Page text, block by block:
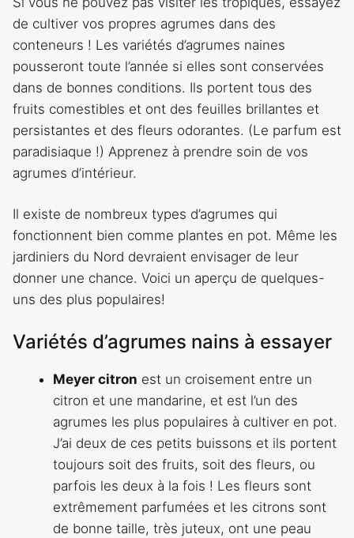
de cultiver vos propres agrumes dans des
conteneurs ! Les variétés d’agrumes naines
pousseront toute l’année si elles sont conservées
dans de bonnes conditions. Ils portent tous des
fruits comestibles et ont des feuilles brillantes et
persistantes et des fleurs odorantes. (Le parfum est
paradisiaque !) Apprenez à prendre soin de vos
agrumes d’intérieur.
Il existe de nombreux types d’agrumes qui
fonctionnent bien comme plantes en pot. Même les
jardiniers du Nord devraient envisager de leur
donner une chance. Voici un aperçu de quelques-
uns des plus populaires!
Variétés d’agrumes nains à essayer
Meyer citron est un croisement entre un
citron et une mandarine, et est l’un des
agrumes les plus populaires à cultiver en pot.
J’ai deux de ces petits buissons et ils portent
toujours soit des fruits, soit des fleurs, ou
parfois les deux à la fois ! Les fleurs sont
extrêmement parfumées et les citrons sont
de bonne taille, très juteux, ont une peau